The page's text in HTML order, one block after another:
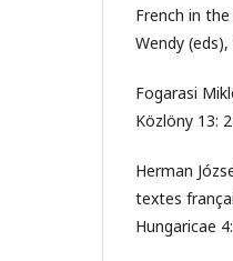
French in
Wendy
Fogarasi
Közlöny 13:
Herman
textes
Hungaricae